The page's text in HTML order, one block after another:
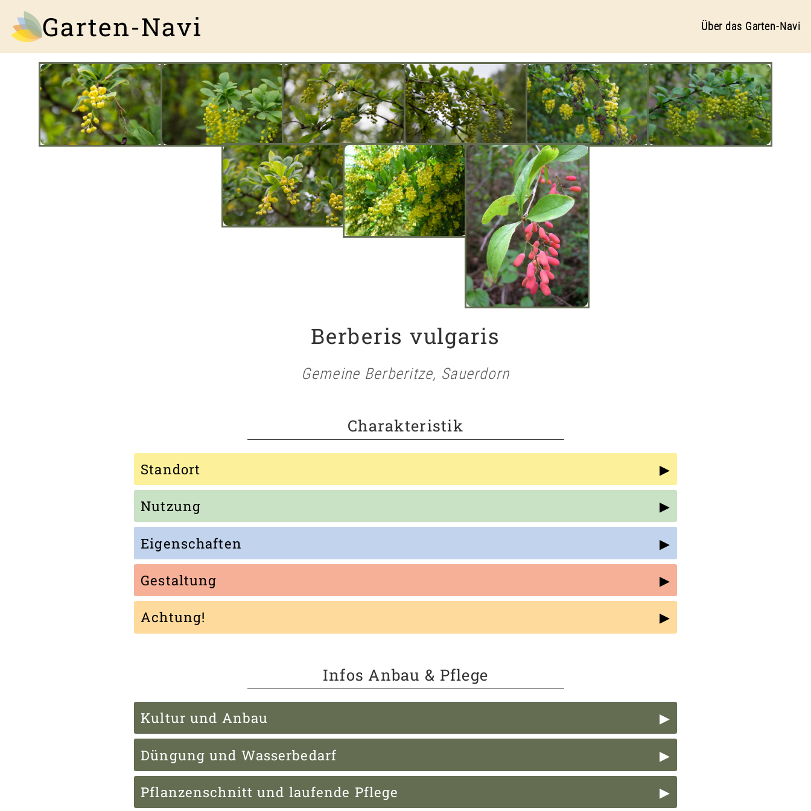
Garten-Navi Über das Garten-Navi
Berberis vulgaris
Gemeine Berberitze, Sauerdorn
Charakteristik
Standort
Nutzung
Eigenschaften
Gestaltung
Achtung!
Infos Anbau & Pflege
Kultur und Anbau
Düngung und Wasserbedarf
Pflanzenschnitt und laufende Pflege